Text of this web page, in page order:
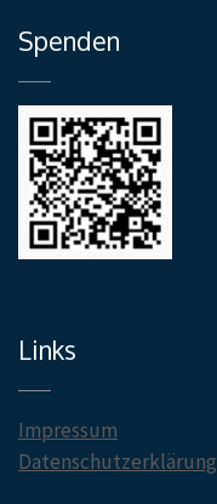
Spenden
Links
Impressum
Datenschutzerklärung